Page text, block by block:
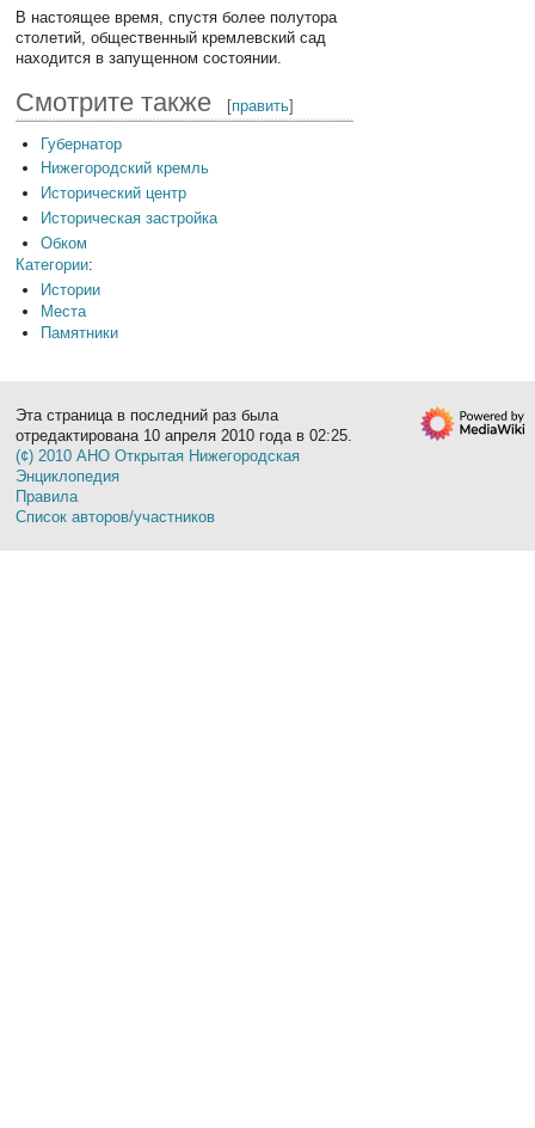
В настоящее время, спустя более полутора
столетий, общественный кремлевский сад
находится в запущенном состоянии.
Смотрите также [править]
Губернатор
Нижегородский кремль
Исторический центр
Историческая застройка
Обком
Категории:
Истории
Места
Памятники
Эта страница в последний раз была
отредактирована 10 апреля 2010 года в 02:25.
(¢) 2010 АНО Открытая Нижегородская
Энциклопедия
Правила
Список авторов/участников